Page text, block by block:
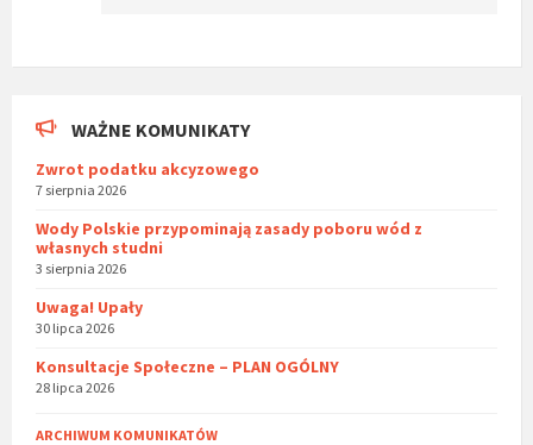
WAŻNE KOMUNIKATY
Zwrot podatku akcyzowego
7 sierpnia 2026
Wody Polskie przypominają zasady poboru wód z
własnych studni
3 sierpnia 2026
Uwaga! Upały
30 lipca 2026
Konsultacje Społeczne – PLAN OGÓLNY
28 lipca 2026
ARCHIWUM KOMUNIKATÓW